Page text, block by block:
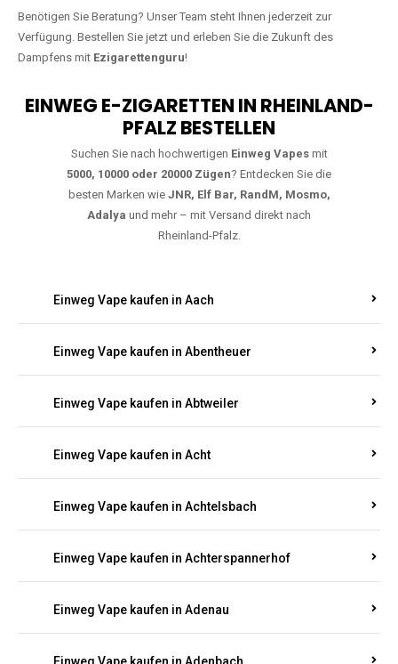
Benötigen Sie Beratung? Unser Team steht Ihnen jederzeit zur
Verfügung. Bestellen Sie jetzt und erleben Sie die Zukunft des
Dampfens mit Ezigarettenguru!
EINWEG E-ZIGARETTEN IN RHEINLAND-
PFALZ BESTELLEN
Suchen Sie nach hochwertigen Einweg Vapesmit
5000, 10000 oder 20000 Zügen? Entdecken Sie die
besten Marken wie JNR, Elf Bar, RandM, Mosmo,
Adalya und mehr – mit Versand direkt nach
Rheinland-Pfalz.
Einweg Vape kaufen in Aach
Einweg Vape kaufen in Abentheuer
Einweg Vape kaufen in Abtweiler
Einweg Vape kaufen in Acht
Einweg Vape kaufen in Achtelsbach
Einweg Vape kaufen in Achterspannerhof
Einweg Vape kaufen in Adenau